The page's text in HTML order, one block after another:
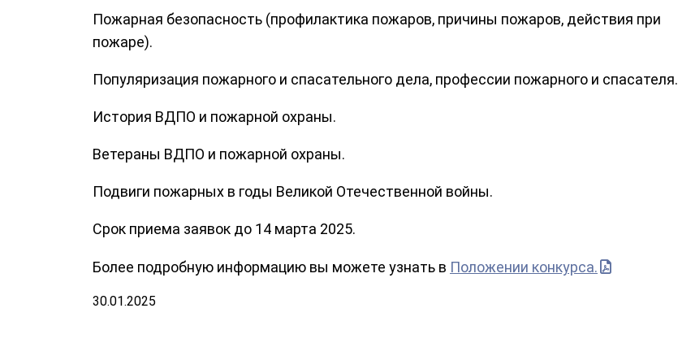
Пожарная безопасность (профилактика пожаров, причины пожаров, действия при
пожаре).
Популяризация пожарного и спасательного дела, профессии пожарного и спасателя.
История ВДПО и пожарной охраны.
Ветераны ВДПО и пожарной охраны.
Подвиги пожарных в годы Великой Отечественной войны.
Срок приема заявок до 14 марта 2025.
Более подробную информацию вы можете узнать в Положении конкурса.
30.01.2025